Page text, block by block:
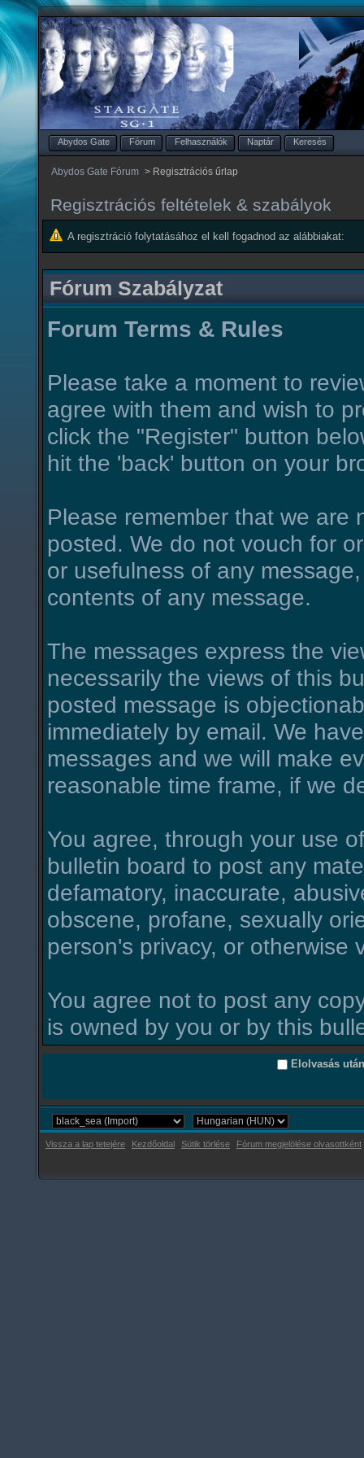
Abydos Gate Fórum Felhasználók Naptár Keresés
Abydos Gate Fórum > Regisztrációs űrlap
Regisztrációs feltételek & szabályok
A regisztráció folytatásához el kell fogadnod az alábbiakat:
Fórum Szabályzat
Forum Terms & Rules
Please take a moment to
agree with them and wish to
click the "Register" button
hit the 'back' button on your
Please remember that we are
posted. We do not vouch for
or usefulness of any
contents of any message.
The messages express the
necessarily the views of this
posted message is
immediately by email. We
messages and we will make
reasonable time frame, if we
You agree, through your use
bulletin board to post any
defamatory, inaccurate,
obscene, profane, sexually
person's privacy, or otherwise
You agree not to post any
is owned by you or by this
Elolvasás
Vissza a lap tetejére Kezdőoldal Sütik törlése Fórum megjelölése olvasottként